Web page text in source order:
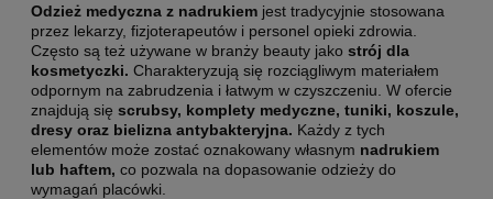
Odzież medyczna z nadrukiem jest tradycyjnie stosowana
przez lekarzy, fizjoterapeutów i personel opieki zdrowia.
Często są też używane w branży beauty jako strój dla
kosmetyczki. Charakteryzują się rozciągliwym materiałem
odpornym na zabrudzenia i łatwym w czyszczeniu. W ofercie
znajdują się scrubsy, komplety medyczne, tuniki, koszule,
dresy oraz bielizna antybakteryjna. Każdy z tych
elementów może zostać oznakowany własnym nadrukiem
lub haftem, co pozwala na dopasowanie odzieży do
wymagań placówki.